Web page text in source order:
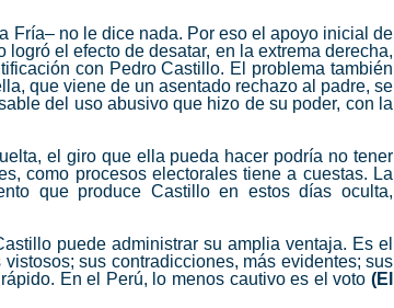
Fría– no le dice nada. Por eso el apoyo inicial de
el efecto de desatar, en la extrema derecha,
con Pedro Castillo. El problema también
que viene de un asentado rechazo al padre, se
del uso abusivo que hizo de su poder, con la
el giro que ella pueda hacer podría no tener
como procesos electorales tiene a cuestas. La
que produce Castillo en estos días oculta,
puede administrar su amplia ventaja. Es el
sus contradicciones, más evidentes; sus
En el Perú, lo menos cautivo es el voto (El